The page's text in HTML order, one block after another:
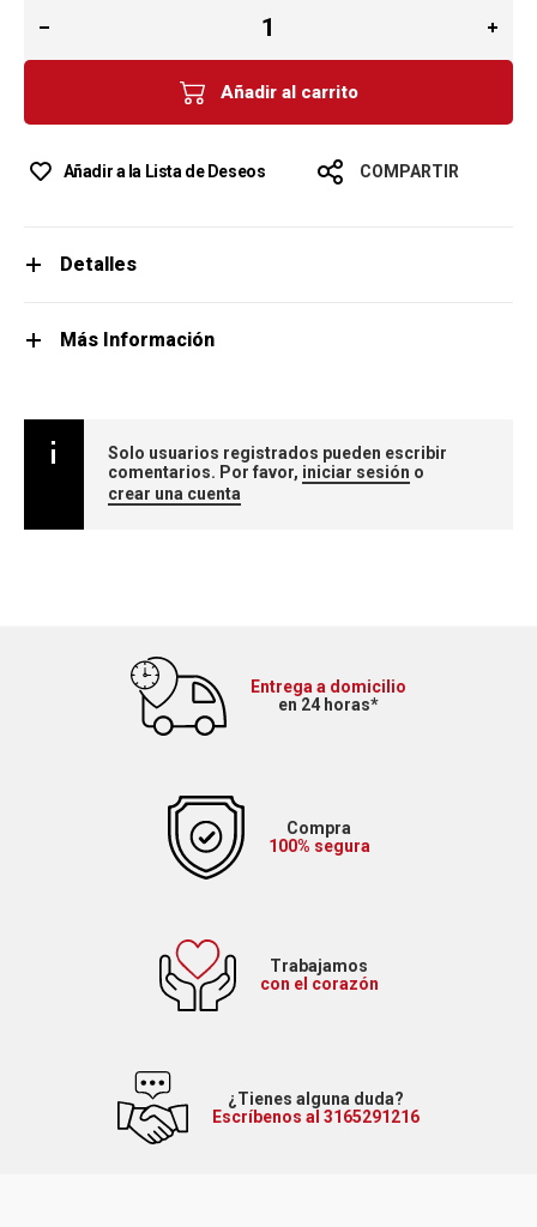
Añadir al carrito
Añadir a la Lista de Deseos COMPARTIR
Detalles
Más Información
Solo usuarios registrados pueden escribir
comentarios. Por favor, iniciar sesión o
crear una cuenta
Entrega a domicilio
en 24 horas*
Compra
100% segura
Trabajamos
con el corazón
¿Tienes alguna duda?
Escríbenos al 3165291216